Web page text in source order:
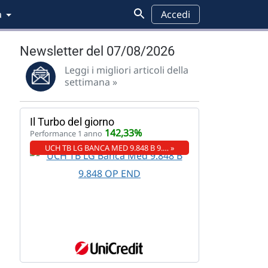
Accedi
Newsletter del 07/08/2026
Leggi i migliori articoli della
settimana »
Il Turbo del giorno
Performance 1 anno 142,33%
UCH TB LG BANCA MED 9.848 B 9.… »